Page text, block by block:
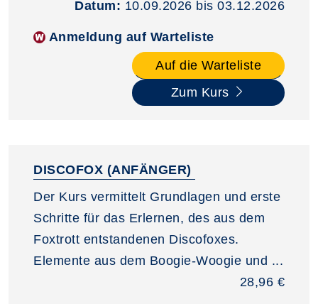
Datum: 10.09.2026 bis 03.12.2026
Anmeldung auf Warteliste
Auf die Warteliste
Zum Kurs
DISCOFOX (ANFÄNGER)
Der Kurs vermittelt Grundlagen und erste
Schritte für das Erlernen, des aus dem
Foxtrott entstandenen Discofoxes.
Elemente aus dem Boogie-Woogie und ...
28,96 €